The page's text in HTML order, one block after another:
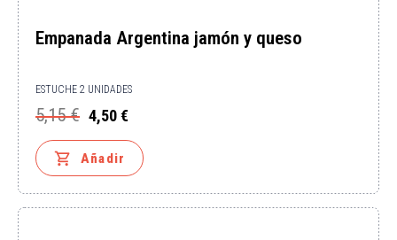
Empanada Argentina jamón y queso
ESTUCHE 2 UNIDADES
Precio
base
5,15 €
Precio 4,50 €
 Añadir